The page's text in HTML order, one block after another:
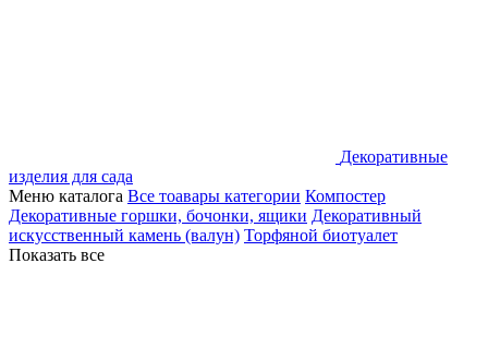
Декоративные
изделия для сада
Меню каталога Все тоавары категории Компостер
Декоративные горшки, бочонки, ящики Декоративный
искусственный камень (валун) Торфяной биотуалет
Показать все